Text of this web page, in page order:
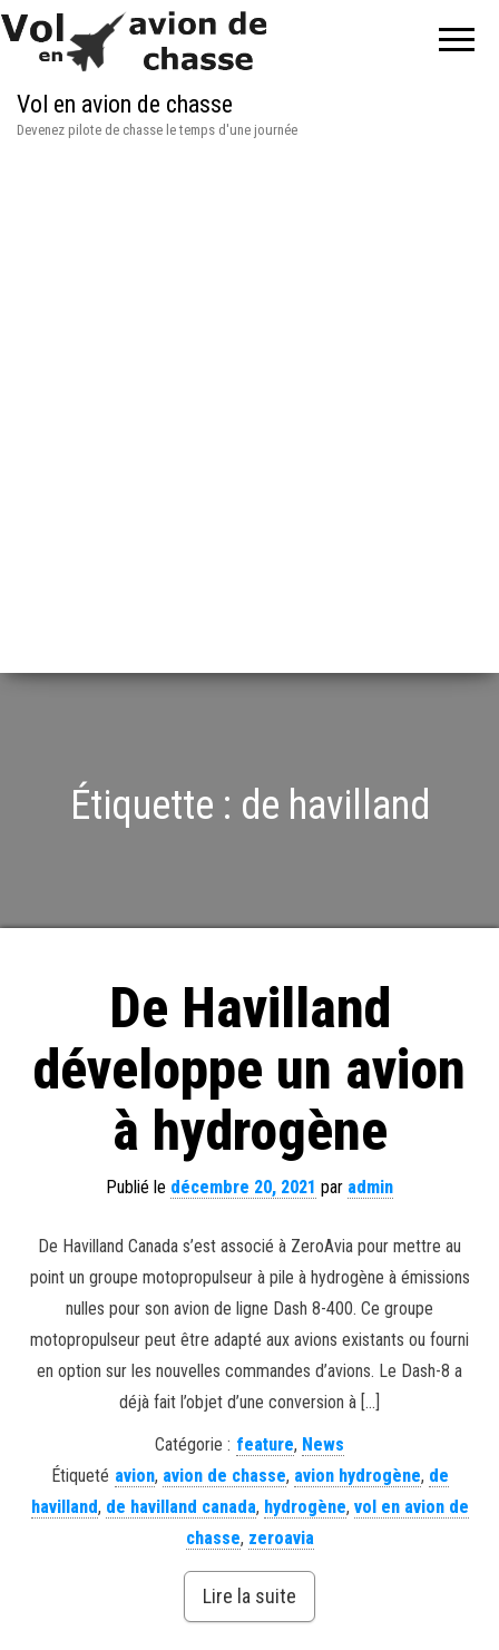
Vol en avion de chasse
Devenez pilote de chasse le temps d'une journée
Étiquette : de havilland
De Havilland
développe un avion
à hydrogène
Publié le décembre 20, 2021 par admin
De Havilland Canada s’est associé à ZeroAvia pour mettre au
point un groupe motopropulseur à pile à hydrogène à émissions
nulles pour son avion de ligne Dash 8-400. Ce groupe
motopropulseur peut être adapté aux avions existants ou fourni
en option sur les nouvelles commandes d’avions. Le Dash-8 a
déjà fait l’objet d’une conversion à […]
Catégorie : feature, News
Étiqueté avion, avion de chasse, avion hydrogène, de
havilland, de havilland canada, hydrogène, vol en avion de
chasse, zeroavia
Lire la suite